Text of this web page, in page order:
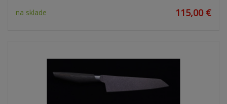
na sklade 115,00 €